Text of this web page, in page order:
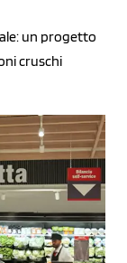
un progetto
cruschi